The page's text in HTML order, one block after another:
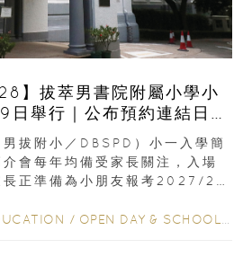
】拔萃男書院附屬小學小
舉行｜公布預約連結日期
拔附小／DBSPD）小一入學簡
會每年均備受家長關注，入場
長正準備為小朋友報考2027/28
/ OPEN DAY & SCHOOL EVENTS